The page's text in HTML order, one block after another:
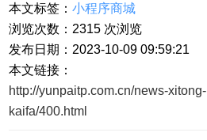
本文标签：小程序商城
浏览次数： 2315 次浏览
发布日期：2023-10-09 09:59:21
本文链接：
http://yunpaitp.com.cn/news-xitong-
kaifa/400.html